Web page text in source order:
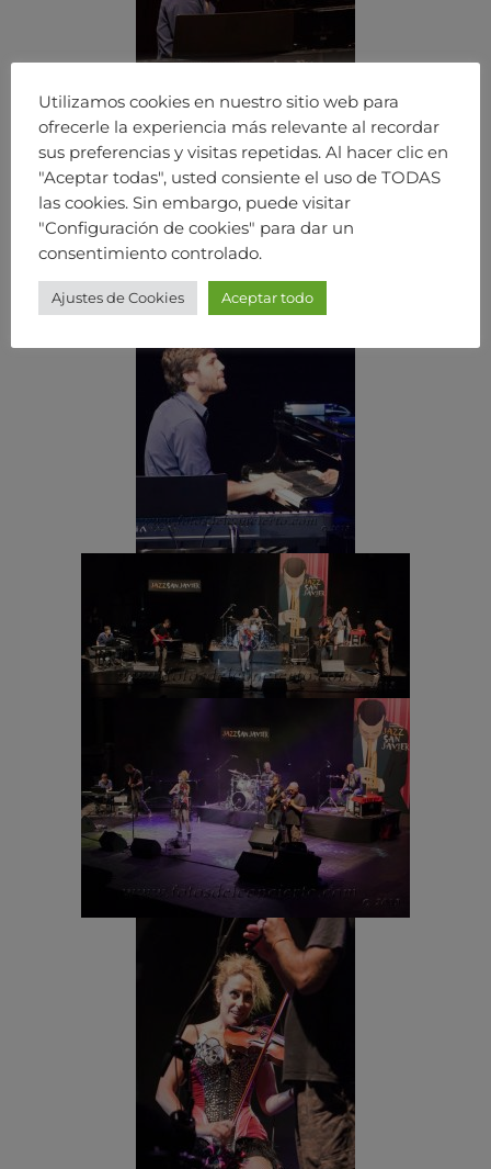
Utilizamos cookies en nuestro sitio web para
ofrecerle la experiencia más relevante al recordar
sus preferencias y visitas repetidas. Al hacer clic en
"Aceptar todas", usted consiente el uso de TODAS
las cookies. Sin embargo, puede visitar
"Configuración de cookies" para dar un
consentimiento controlado.
Ajustes de Cookies Aceptar todo